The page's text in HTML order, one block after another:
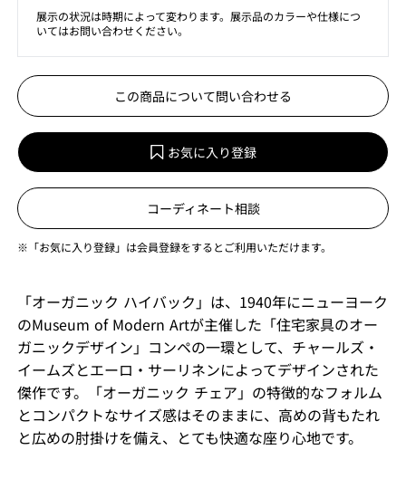
展示の状況は時期によって変わります。展示品のカラーや仕様につ
いてはお問い合わせください。
この商品について問い合わせる
お気に入り登録
コーディネート相談
※「お気に入り登録」は会員登録をするとご利用いただけます。
「オーガニック ハイバック」は、1940年にニューヨーク
のMuseum of Modern Artが主催した「住宅家具のオー
ガニックデザイン」コンペの一環として、チャールズ・
イームズとエーロ・サーリネンによってデザインされた
傑作です。「オーガニック チェア」の特徴的なフォルム
とコンパクトなサイズ感はそのままに、高めの背もたれ
と広めの肘掛けを備え、とても快適な座り心地です。